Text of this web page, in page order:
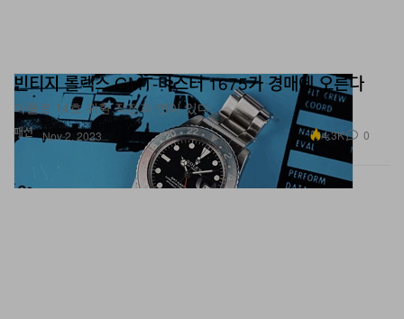
패션
빈티지 롤렉스 GMT-마스터 1675가 경매에 오른다
아폴로 14호 귀환 작전과 연이 있다.
Nov 2, 2023 4.3K 0